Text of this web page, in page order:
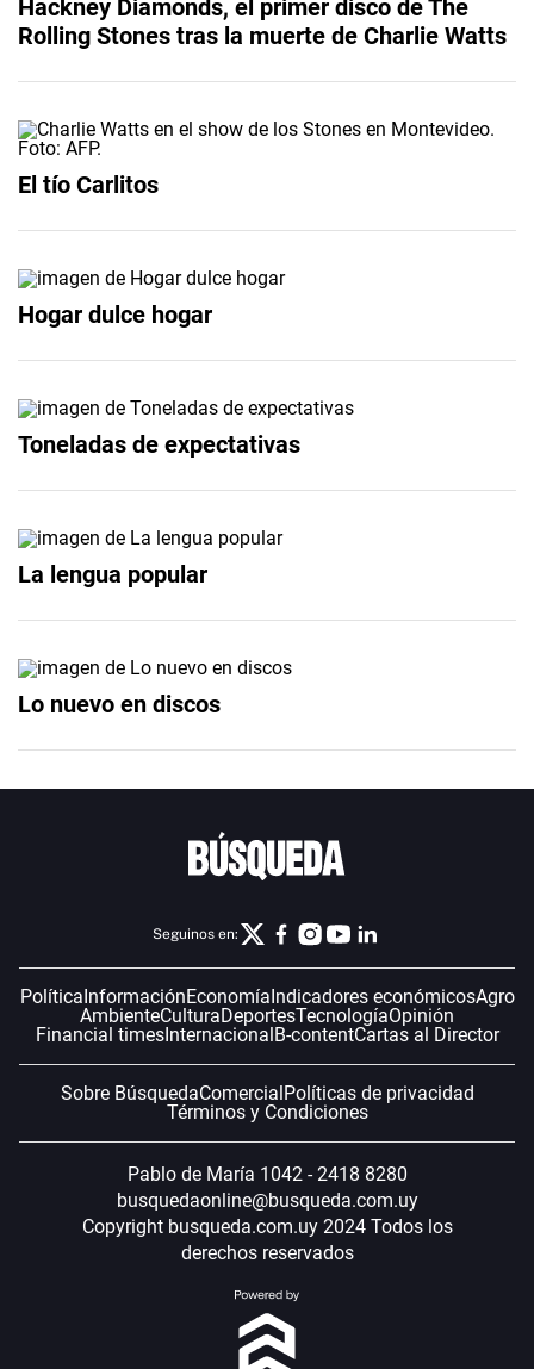
Hackney Diamonds, el primer disco de The
Rolling Stones tras la muerte de Charlie Watts
El tío Carlitos
Hogar dulce hogar
Toneladas de expectativas
La lengua popular
Lo nuevo en discos
Seguinos en:
Política InformaciónEconomía Indicadores económicosAgro
AmbienteCulturaDeportesTecnologíaOpinión
Financial timesInternacional B-contentCartas al Director
Sobre BúsquedaComercial Políticas de privacidad
Términos y Condiciones
Pablo de María 1042 - 2418 8280
busquedaonline@busqueda.com.uy
Copyright busqueda.com.uy 2024 Todos los
derechos reservados